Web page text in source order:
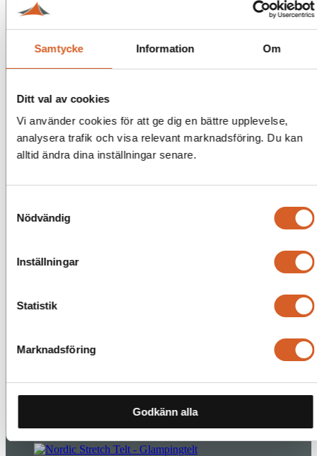
Samtycke Information Om
Ditt val av cookies
Vi använder cookies för att ge dig en bättre upplevelse,
analysera trafik och visa relevant marknadsföring. Du kan
alltid ändra dina inställningar senare.
Nödvändig
Inställningar
Statistik
Marknadsföring
Godkänn alla
Les mer
Standard glampingtelt